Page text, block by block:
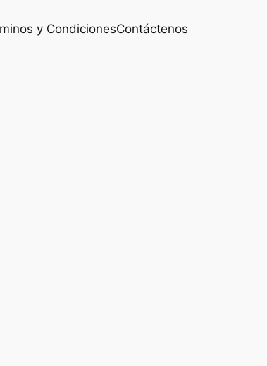
y CondicionesContáctenos